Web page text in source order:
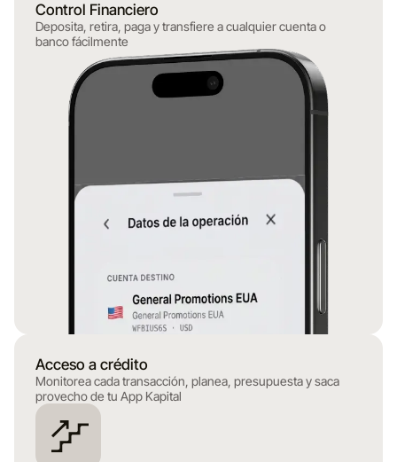
Control Financiero
Deposita, retira, paga y transfiere a cualquier cuenta o
banco fácilmente
Acceso a crédito
Monitorea cada transacción, planea, presupuesta y saca
provecho de tu App Kapital